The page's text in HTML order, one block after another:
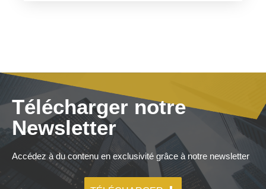
Télécharger notre
Newsletter
Accédez à du contenu en exclusivité grâce à notre newsletter